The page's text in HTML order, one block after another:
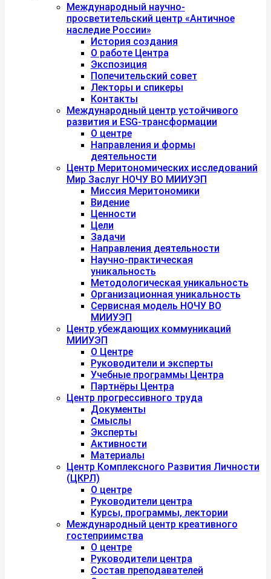
Международный научно-
просветительский центр «Античное
наследие России»
История создания
О работе Центра
Экспозиция
Попечительский совет
Лекторы и спикеры
Контакты
Международный центр устойчивого
развития и ESG-трансформации
О центре
Направления и формы
деятельности
Центр Меритономических исследований
Мир Заслуг НОЧУ ВО МИИУЭП
Миссия Меритономики
Видение
Ценности
Цели
Задачи
Направления деятельности
Научно-практическая
уникальность
Методологическая уникальность
Организационная уникальность
Сервисная модель НОЧУ ВО
МИИУЭП
Центр убеждающих коммуникаций
МИИУЭП
О Центре
Руководители и эксперты
Учебные программы Центра
Партнёры Центра
Центр прогрессивного труда
Документы
Смыслы
Эксперты
Активности
Материалы
Центр Комплексного Развития Личности
(ЦКРЛ)
О центре
Руководители центра
Курсы, программы, лектории
Международный центр креативного
гостеприимства
О центре
Руководители центра
Состав преподавателей